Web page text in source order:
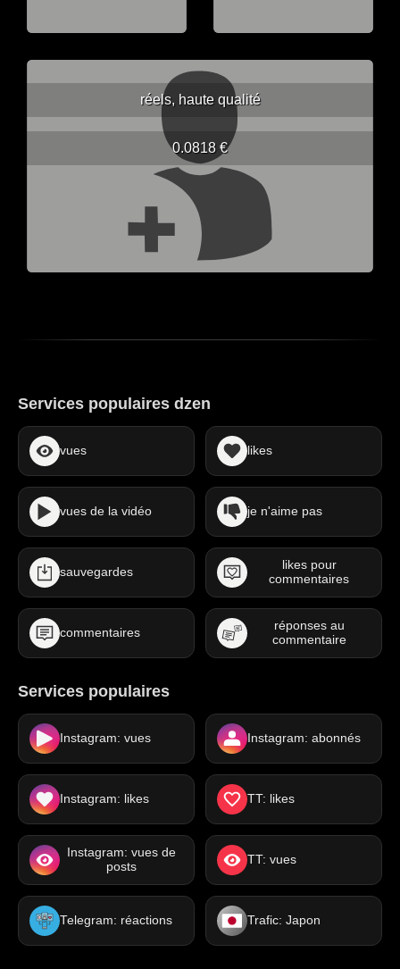
réels, haute qualité
0.0818 €
Services populaires dzen
vues likes
vues de la vidéo je n'aime pas
sauvegardes
likes pour
commentaires
commentaires
réponses au
commentaire
Services populaires
Instagram: vues Instagram: abonnés
Instagram: likes TT: likes
Instagram: vues de
posts
TT: vues
Telegram: réactions Trafic: Japon